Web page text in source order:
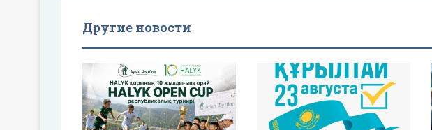
Другие новости